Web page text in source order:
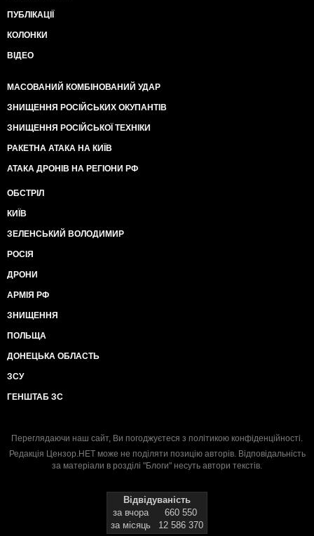
ПУБЛІКАЦІЇ
КОЛОНКИ
ВІДЕО
МАСОВАНИЙ КОМБІНОВАНИЙ УДАР
ЗНИЩЕННЯ РОСІЙСЬКИХ ОКУПАНТІВ
ЗНИЩЕННЯ РОСІЙСЬКОЇ ТЕХНІКИ
РАКЕТНА АТАКА НА КИЇВ
АТАКА ДРОНІВ НА РЕГІОНИ РФ
ОБСТРІЛ
КИЇВ
ЗЕЛЕНСЬКИЙ ВОЛОДИМИР
РОСІЯ
ДРОНИ
АРМІЯ РФ
ЗНИЩЕННЯ
ПОЛЬЩА
ДОНЕЦЬКА ОБЛАСТЬ
ЗСУ
ГЕНШТАБ ЗС
Переглядаючи наш сайт, Ви погоджуєтеся з політикою конфіденційності.
Редакція Цензор.НЕТ може не поділяти позицію авторів. Відповідальність
за матеріали в розділі "Блоги" несуть автори текстів.
Відвідуваність
за вчора
660 550
за місяць
12 586 370